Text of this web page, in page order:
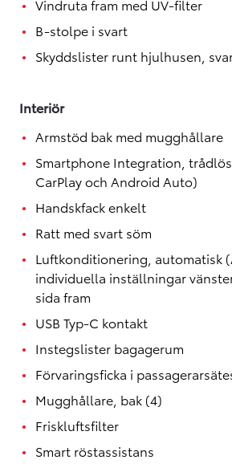
Vindruta fram med UV-filter
B-stolpe i svart
Skyddslister runt hjulhusen,
Interiör
Armstöd bak med mugghållare
Smartphone Integration,
CarPlay och Android Auto)
Handskfack enkelt
Ratt med svart söm
Luftkonditionering, automatisk
individuella inställningar
sida fram
USB Typ-C kontakt
Instegslister bagagerum
Förvaringsficka i
Mugghållare, bak (4)
Friskluftsfilter
Smart röstassistans